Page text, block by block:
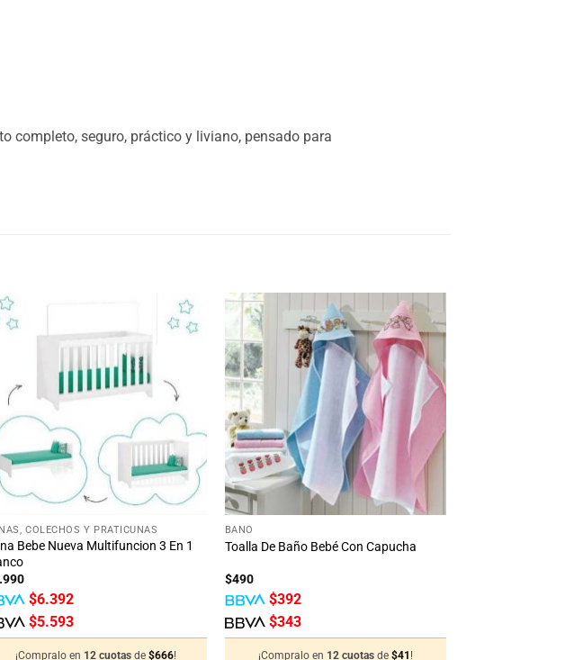
completo, seguro, práctico y liviano, pensado para
de
deseos
+
COLECHOS Y PRATICUNAS
Bebe Nueva Multifuncion 3 En 1
$6.392
$5.593
¡Compralo en 12 cuotasde$666!
Añadir
a la
lista
de
deseos
+
BAÑO
Toalla De Baño Bebé Con Capucha
$490
$392
$343
¡Compralo en 12 cuotas de $41 !